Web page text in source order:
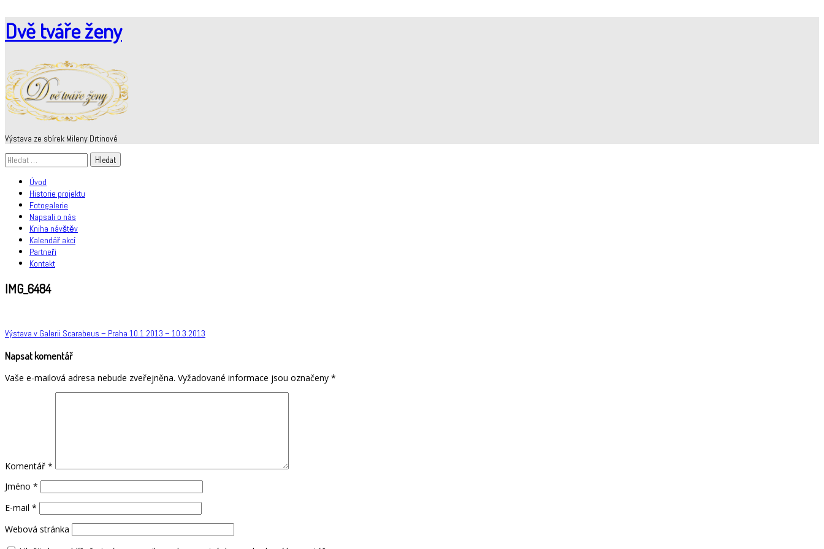
Skip
to
Dvě tváře ženy
Výstava ze sbírek Mileny Drtinové
Vyhledávání
Úvod
Historie projektu
Fotogalerie
Napsali o nás
Kniha návštěv
Kalendář akcí
Partneři
Kontakt
IMG_6484
Navigace
pro
Výstava v Galerii Scarabeus – Praha 10.1.2013 – 10.3.2013
Napsat komentář
Vaše e-mailová adresa nebude zveřejněna. Vyžadované informace jsou označeny *
Komentář *
Jméno *
E-mail *
Webová stránka